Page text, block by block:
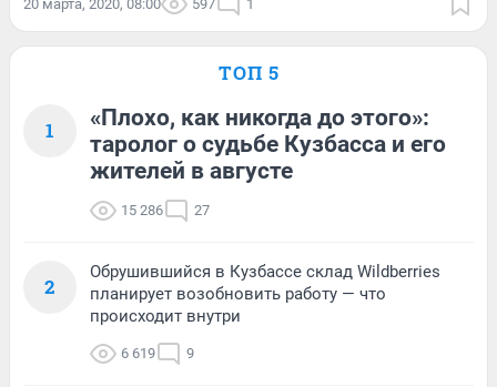
20 марта, 2020, 08:00 597 1
ТОП 5
1
«Плохо, как никогда до этого»:
таролог о судьбе Кузбасса и его
жителей в августе
15 286 27
2
Обрушившийся в Кузбассе склад Wildberries
планирует возобновить работу — что
происходит внутри
6 619 9